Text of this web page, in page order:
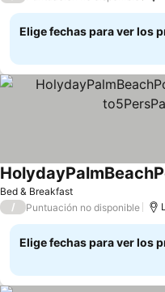
Elige fechas para ver los
Bed & Breakfast
/ Puntuación no disponible
Elige fechas para ver los